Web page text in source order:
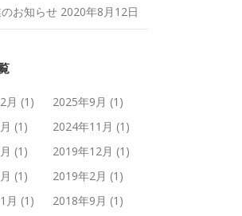
お知らせ 2020年8月12日
月 (1) 2025年9月 (1)
(1) 2024年11月 (1)
(1) 2019年12月 (1)
(1) 2019年2月 (1)
月 (1) 2018年9月 (1)